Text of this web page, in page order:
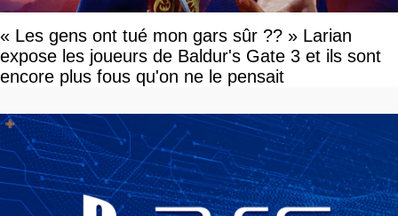
« Les gens ont tué mon gars sûr ?? » Larian
expose les joueurs de Baldur's Gate 3 et ils sont
encore plus fous qu'on ne le pensait